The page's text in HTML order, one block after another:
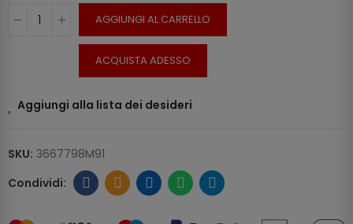
AGGIUNGI AL CARRELLO
ACQUISTA ADESSO
Aggiungi alla lista dei desideri
SKU: 3667798M91